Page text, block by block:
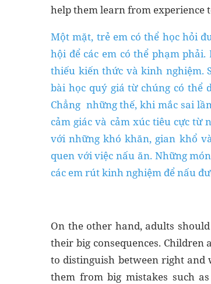
help them learn from experience
Một mặt, trẻ em có thể học hỏi
hội để các em có thể phạm
thiếu kiến ​​thức và kinh nghiệm.
bài học quý giá từ chúng có thể
Chẳng những thế, khi mắc sai
cảm giác và cảm xúc tiêu cực từ
với những khó khăn, gian khổ
quen với việc nấu ăn. Những
các em rút kinh nghiệm để nấu
On the other hand, adults
their big consequences.
to distinguish between right and
them from big mistakes such